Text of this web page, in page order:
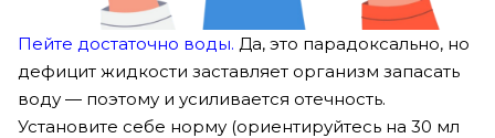
Пейте достаточно воды. Да, это парадоксально, но
дефицит жидкости заставляет организм запасать
воду — поэтому и усиливается отечность.
Установите себе норму (ориентируйтесь на 30 мл